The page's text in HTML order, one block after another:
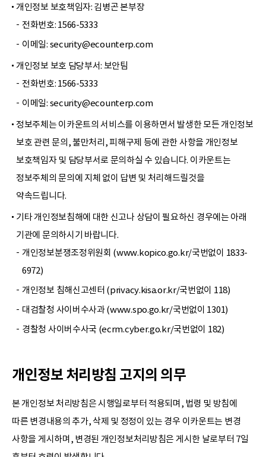
개인정보 보호책임자: 김병곤 본부장
전화번호: 1566-5333
이메일: security@ecounterp.com
개인정보 보호 담당부서: 보안팀
전화번호: 1566-5333
이메일: security@ecounterp.com
정보주체는 이카운트의 서비스를 이용하면서 발생한 모든 개인정보
보호 관련 문의, 불만처리, 피해구제 등에 관한 사항을 개인정보
보호책임자 및 담당부서로 문의하실 수 있습니다. 이카운트는
정보주체의 문의에 지체 없이 답변 및 처리해드릴것을
약속드립니다.
기타 개인정보침해에 대한 신고나 상담이 필요하신 경우에는 아래
기관에 문의하시기 바랍니다.
개인정보분쟁조정위원회 (www.kopico.go.kr/국번없이 1833-
6972)
개인정보 침해신고센터 (privacy.kisa.or.kr/국번없이 118)
대검찰청 사이버수사과 (www.spo.go.kr/국번없이 1301)
경찰청 사이버수사국 (ecrm.cyber.go.kr/국번없이 182)
개인정보 처리방침 고지의 의무
본 개인정보 처리방침은 시행일로부터 적용되며, 법령 및 방침에
따른 변경내용의 추가, 삭제 및 정정이 있는 경우 이카운트는 변경
사항을 게시하며, 변경된 개인정보처리방침은 게시한 날로부터 7일